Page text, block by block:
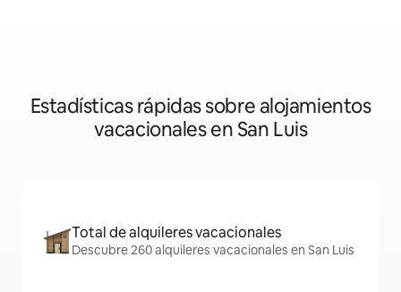
Estadísticas rápidas sobre alojamientos
vacacionales en San Luis
Total de alquileres vacacionales
Descubre 260 alquileres vacacionales en San Luis